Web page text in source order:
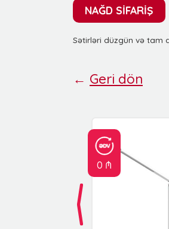
NAĞD SİFARİŞ
Sətirləri düzgün və tam
← Geri dön
0 ₼